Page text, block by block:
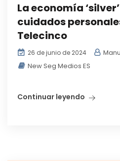
La economía
cuidados
Telecinco
26 de junio de 2024
New Seg Medios ES
Continuar leyendo